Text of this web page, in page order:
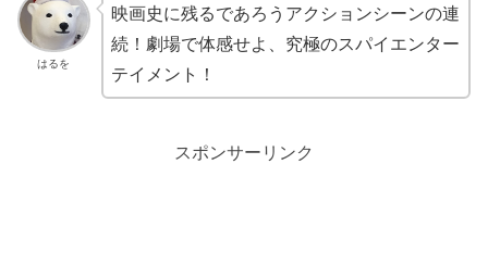
はるを
映画史に残るであろうアクションシーンの連
続！劇場で体感せよ、究極のスパイエンター
テイメント！
スポンサーリンク